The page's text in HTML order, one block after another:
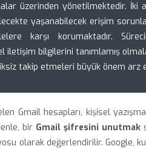
üzerinden yönetilmektedir. İki
yaşanabilecek erişim
karşı korumaktadır.
iletişim bilgilerini tanımlamış
takip etmeleri büyük önem arz
Gmail hesapları, kişisel
bir Gmail şifresini unutmak
olarak değerlendirilir. Google,